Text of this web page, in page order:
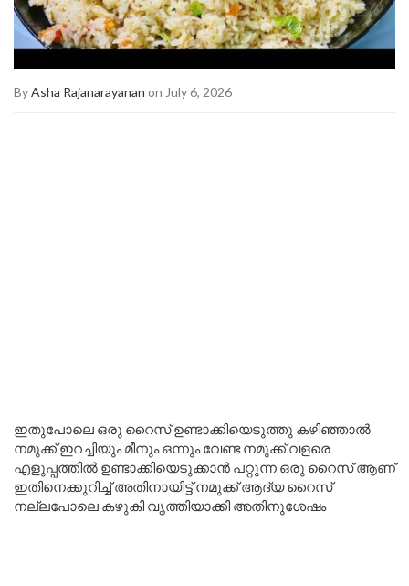
ByAsha Rajanarayanan on July 6, 2026
ഇതുപോലെ ഒരു റൈസ് ഉണ്ടാക്കിയെടുത്തു കഴിഞ്ഞാൽ
നമുക്ക് ഇറച്ചിയും മീനും ഒന്നും വേണ്ട നമുക്ക് വളരെ
എളുപ്പത്തിൽ ഉണ്ടാക്കിയെടുക്കാൻ പറ്റുന്ന ഒരു റൈസ് ആണ്
ഇതിനെക്കുറിച്ച് അതിനായിട്ട് നമുക്ക് ആദ്യ റൈസ്
നല്ലപോലെ കഴുകി വൃത്തിയാക്കി അതിനുശേഷം